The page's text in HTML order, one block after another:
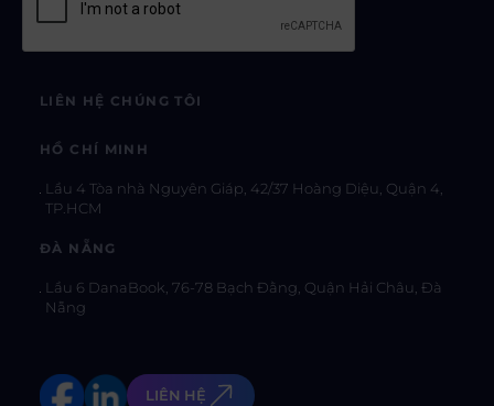
LIÊN HỆ CHÚNG TÔI
HỒ CHÍ MINH
Lầu 4 Tòa nhà Nguyên Giáp, 42/37 Hoàng Diệu, Quận 4,
TP.HCM
ĐÀ NẴNG
Lầu 6 DanaBook, 76-78 Bạch Đằng, Quận Hải Châu, Đà
Nẵng
LIÊN HỆ